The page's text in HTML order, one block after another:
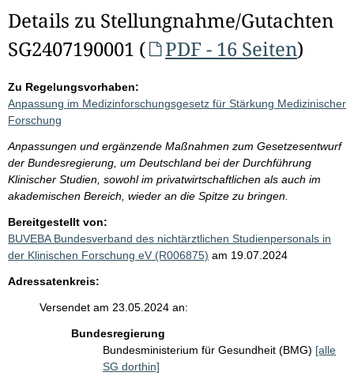
Details zu Stellungnahme/Gutachten
SG2407190001 (
PDF - 16 Seiten)
Zu Regelungsvorhaben:
Anpassung im Medizinforschungsgesetz für Stärkung Medizinischer
Forschung
Anpassungen und ergänzende Maßnahmen zum Gesetzesentwurf
der Bundesregierung, um Deutschland bei der Durchführung
Klinischer Studien, sowohl im privatwirtschaftlichen als auch im
akademischen Bereich, wieder an die Spitze zu bringen.
Bereitgestellt von:
BUVEBA Bundesverband des nichtärztlichen Studienpersonals in
der Klinischen Forschung eV (R006875) am 19.07.2024
Adressatenkreis:
Versendet am 23.05.2024 an:
Bundesregierung
Bundesministerium für Gesundheit (BMG) [alle
SG dorthin]